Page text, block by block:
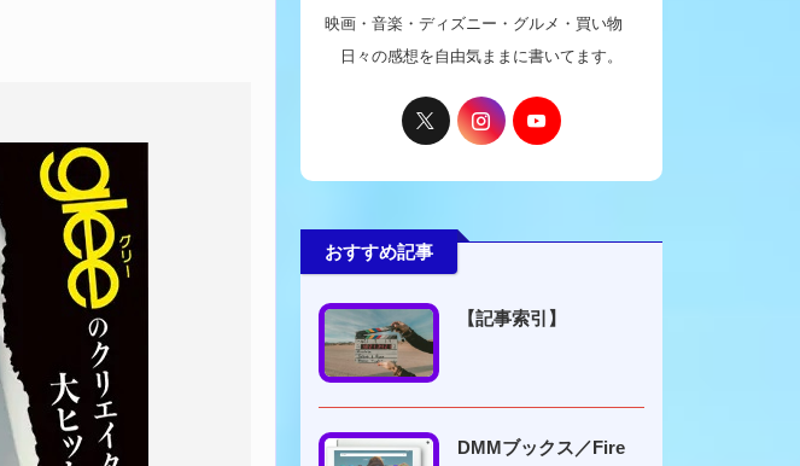
映画・音楽・ディズニー・グルメ・買い物
日々の感想を自由気ままに書いてます。
おすすめ記事
【記事索引】
DMMブックス／Fire